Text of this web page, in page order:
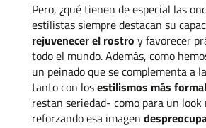
Pero, ¿qué tienen de especial las
estilistas siempre destacan su
rejuvenecer el rostro y favorecer
todo el mundo. Además, como
un peinado que se complementa a
tanto con losestilismos más
restan seriedad- como para un look
reforzando esa imagen